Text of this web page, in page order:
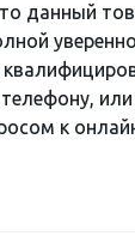
данный
к